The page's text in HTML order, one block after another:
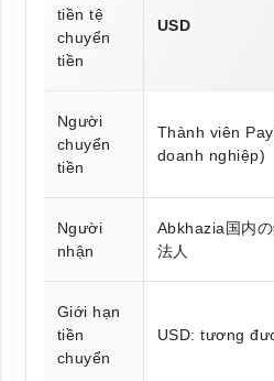
tiền tệ
chuyển
tiền
USD
Người
chuyển
tiền
Thành viên
doanh nghiệp)
Người
nhận
Abkhazia国内
法人
Giới hạn
tiền
chuyển
USD: tương